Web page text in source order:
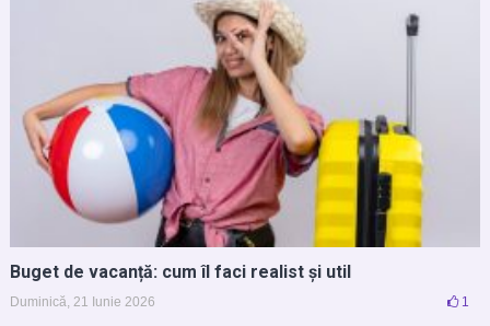
Buget de vacanță: cum îl faci realist și util
Duminică, 21 Iunie 2026 1